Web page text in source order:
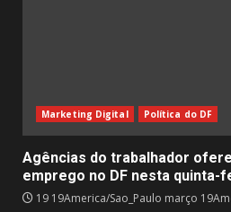
Marketing Digital Política do DF
Agências do trabalhador
emprego no DF nesta quinta-
19 19America/Sao_Paulo março